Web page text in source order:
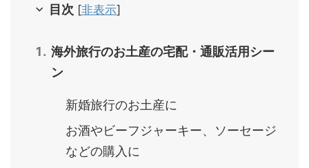
目次 [非表示]
海外旅行のお土産の宅配・通販活用シー
ン
新婚旅行のお土産に
お酒やビーフジャーキー、ソーセージ
などの購入に